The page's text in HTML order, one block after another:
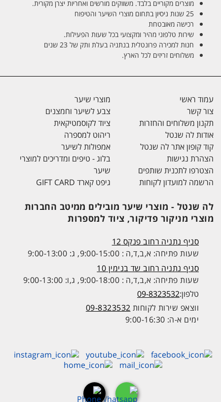
מוצרים מקוריים בלבד. משווקים מורשים ואחריות יצרן מקורית.
25 שנות ניסיון בתחום מוצרי השיער והטיפוח
רכישה מאובטחת
שירות טלפוני מהיר ומקצועי בכל שעות הפעילות.
חנות למכירה פרונטלית בנתניה בעלת ותק של 23 שנים
משלוחים זריזים לכל הארץ.
עמוד ראשי
צור קשר
תקנון משלוחים והחזרות
אודות לה שנטל
קוד קופון אתר לה שנטל
הצהרת נגישות
הצטרפו לתכנית שותפים
הרשמה למועדון לקוחות
מוצרי שיער
צבע לשיער וחמצנים
ציוד לקוסמטיקאית
ריהוט למספרה
אמפולות לשיער
בלוג - טיפים ומדריכים למוצרי
שיער
גיפט קארד GIFT CARD
לה שנטל - מוצרי שיער מובילים ממיטב החברות
מוצרי מניקור פדיקור, ציוד למספרות
סניף נתניה רחוב פנקס 12
שעות פתיחה: א,ב,ד,ה : 9:00-15:00, ג: 9:00-13:00
סניף נתניה רחוב שד בנימין 10
שעות פתיחה: א,ב,ד,ה : 9:00-18:00, ג,ו: 9:00-13:00
טלפון:09-8323532
ווצאפ שירות לקוחות 09-8323532
ימים א-ה: 9:00-16:30